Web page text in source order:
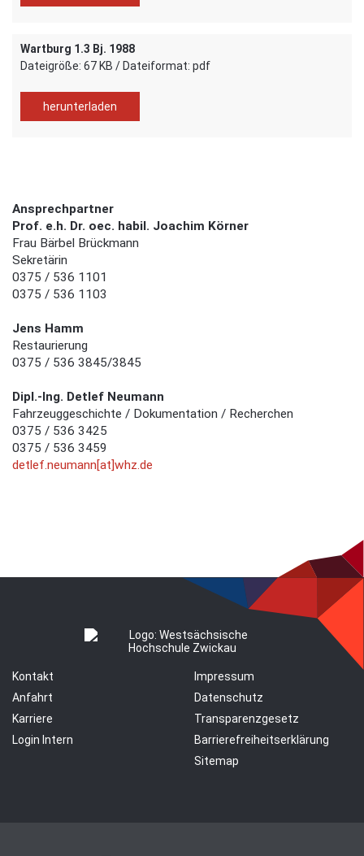
Wartburg 1.3 Bj. 1988
Dateigröße: 67 KB / Dateiformat: pdf
herunterladen
Ansprechpartner
Prof. e.h. Dr. oec. habil. Joachim Körner
Frau Bärbel Brückmann
Sekretärin
0375 / 536 1101
0375 / 536 1103
Jens Hamm
Restaurierung
0375 / 536 3845/3845
Dipl.-Ing. Detlef Neumann
Fahrzeuggeschichte / Dokumentation / Recherchen
0375 / 536 3425
0375 / 536 3459
detlef.neumann[at]whz.de
Kontakt
Anfahrt
Karriere
Login Intern
Impressum
Datenschutz
Transparenzgesetz
Barrierefreiheitserklärung
Sitemap